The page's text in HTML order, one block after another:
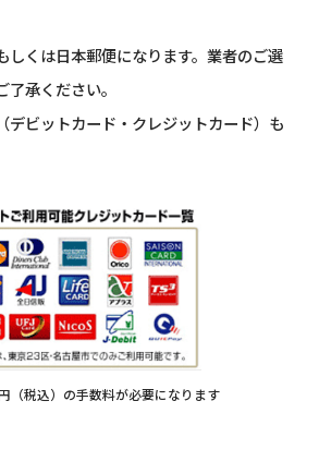
しくは日本郵便になります。業者のご選
承ください。
デビットカード・クレジットカード）も
（税込）の手数料が必要になります